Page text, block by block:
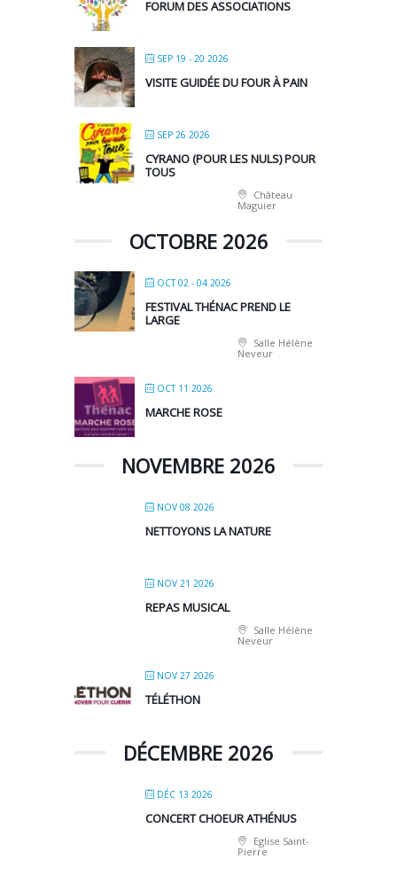
FORUM DES ASSOCIATIONS
SEP 19 - 20 2026
VISITE GUIDÉE DU FOUR À PAIN
SEP 26 2026
CYRANO (POUR LES NULS) POUR
TOUS
Château
Maguier
OCTOBRE 2026
OCT 02 - 04 2026
FESTIVAL THÉNAC PREND LE
LARGE
Salle Hélène
Neveur
OCT 11 2026
MARCHE ROSE
NOVEMBRE 2026
NOV 08 2026
NETTOYONS LA NATURE
NOV 21 2026
REPAS MUSICAL
Salle Hélène
Neveur
NOV 27 2026
TÉLÉTHON
DÉCEMBRE 2026
DÉC 13 2026
CONCERT CHOEUR ATHÉNUS
Eglise Saint-
Pierre